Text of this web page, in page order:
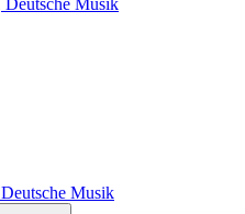
Deutsche Musik
Musik